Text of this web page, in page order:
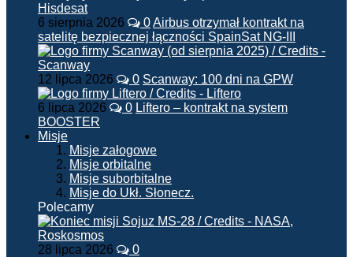
6 sierpnia 2026 0Airbus otrzymał kontrakt na
satelitę bezpiecznej łączności SpainSat NG-III
12 lipca 2026 0 Scanway: 100 dni na GPW
6 lipca 2026 0 Liftero – kontrakt na system
BOOSTER
Misje
Misje załogowe
Misje orbitalne
Misje suborbitalne
Misje do Ukł. Słonecz.
Polecamy
28 lipca 2026 0